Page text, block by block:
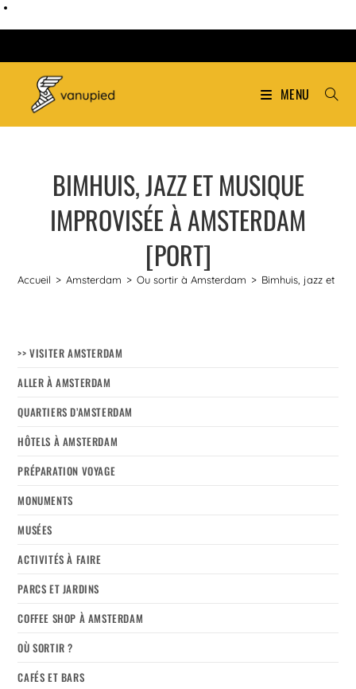
MENU
BIMHUIS, JAZZ ET MUSIQUE
IMPROVISÉE À AMSTERDAM
[PORT]
Accueil > Amsterdam > Ou sortir à Amsterdam > Bimhuis, jazz et
>> VISITER AMSTERDAM
ALLER À AMSTERDAM
QUARTIERS D’AMSTERDAM
HÔTELS À AMSTERDAM
PRÉPARATION VOYAGE
MONUMENTS
MUSÉES
ACTIVITÉS À FAIRE
PARCS ET JARDINS
COFFEE SHOP À AMSTERDAM
OÙ SORTIR ?
CAFÉS ET BARS